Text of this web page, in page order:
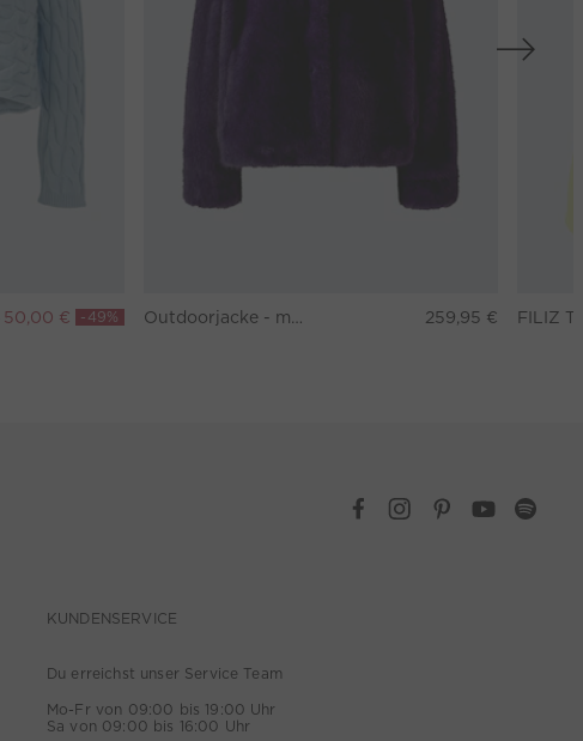
50,00 € -49% Outdoorjacke - mysterioso 259,95 €
KUNDENSERVICE
Du erreichst unser Service Team
Mo-Fr von 09:00 bis 19:00 Uhr
Sa von 09:00 bis 16:00 Uhr